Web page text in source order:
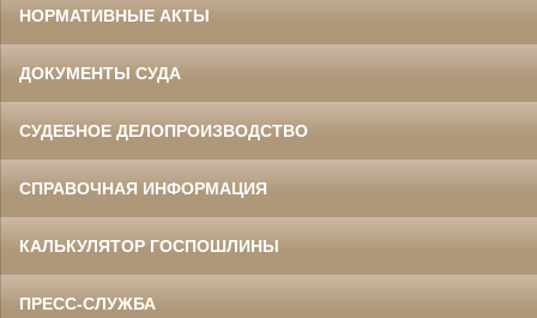
НОРМАТИВНЫЕ АКТЫ
ДОКУМЕНТЫ СУДА
СУДЕБНОЕ ДЕЛОПРОИЗВОДСТВО
СПРАВОЧНАЯ ИНФОРМАЦИЯ
КАЛЬКУЛЯТОР ГОСПОШЛИНЫ
ПРЕСС-СЛУЖБА